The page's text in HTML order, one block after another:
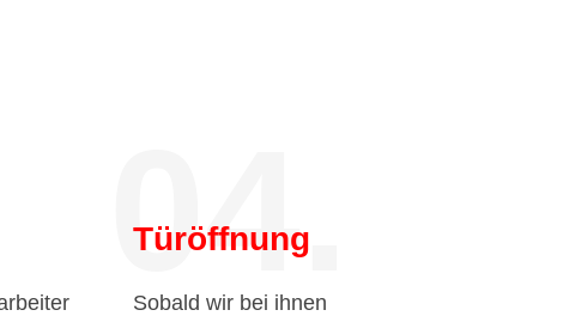
04.
Türöffnung
Sobald wir bei ihnen